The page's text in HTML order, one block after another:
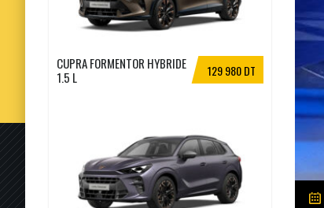
129 980 DT
CUPRA FORMENTOR HYBRIDE
1.5 L